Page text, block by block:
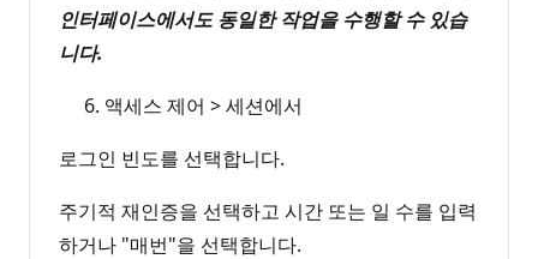
인터페이스에서도 동일한 작업을 수행할 수 있습
니다.
액세스 제어 > 세션에서
로그인 빈도를 선택합니다.
주기적 재인증을 선택하고 시간 또는 일 수를 입력
하거나 "매번"을 선택합니다.